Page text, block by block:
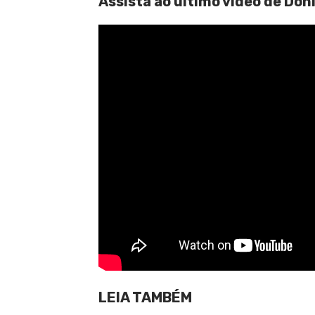
LEIA TAMBÉM